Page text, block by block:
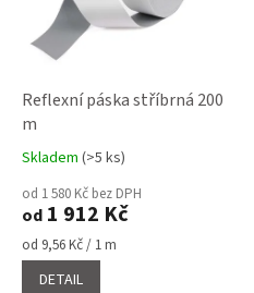
Reflexní páska stříbrná 200
m
Průměrné
hodnocení
produktu
je
5,0
z
Skladem (>5 ks)
od 1 580 Kč bez DPH
od 1 912 Kč
Měrná
cena:
od 9,56 Kč / 1 m
DETAIL